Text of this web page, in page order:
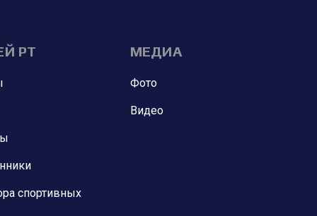
РТ
спортивных
МЕДИА
Фото
Видео